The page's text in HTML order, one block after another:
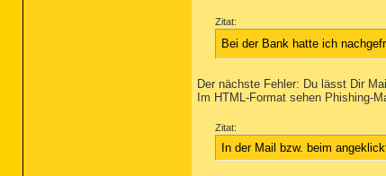
Zitat:
Bei der Bank hatte ich
Der nächste Fehler: Du lässt Dir
Im HTML-Format sehen Phishing-
Zitat:
In der Mail bzw. beim